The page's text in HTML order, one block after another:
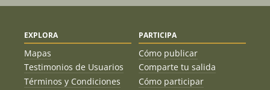
EXPLORA
Mapas
Testimonios de Usuarios
Términos y Condiciones
PARTICIPA
Cómo publicar
Comparte tu salida
Cómo participar